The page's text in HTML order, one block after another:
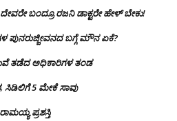
ದೇವರೇ ಬಂದ್ರೂ ರಜನಿ ಡಾಕ್ಟರೇ ಹೇಳ್ ಬೇಕು!
ಪುನರುಜ್ಜೀವನದ ಬಗ್ಗೆ ಮೌನ ಏಕೆ?
ತಡೆದ ಅಧಿಕಾರಿಗಳ ತಂಡ
5 ಮೇಕೆ ಸಾವು
ಪ್ರಶಸ್ತಿ